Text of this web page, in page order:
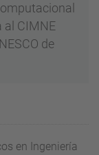
al CIMNE
de
en Ingeniería